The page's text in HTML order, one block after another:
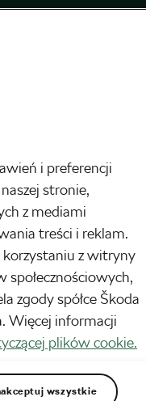
i preferencji
stronie,
z mediami
treści i reklam.
z witryny
społecznościowych,
zgody spółce Škoda
Więcej informacji
plików cookie.
wszystkie